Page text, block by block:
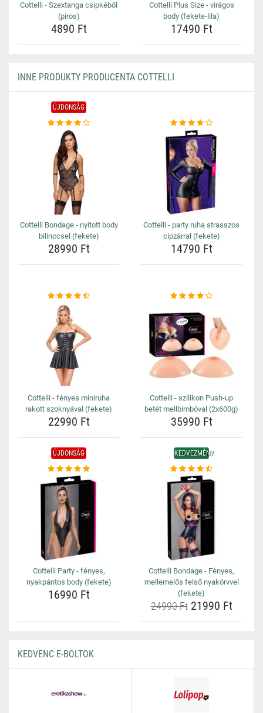
Cottelli - Szextanga csipkéből
(piros)
4890 Ft
Cottelli Plus Size - virágos
body (fekete-lila)
17490 Ft
INNE PRODUKTY PRODUCENTA COTTELLI
ÚJDONSÁG
Cottelli Bondage - nyitott body
bilinccsel (fekete)
28990 Ft
Cottelli - party ruha strasszos
cipzárral (fekete)
14790 Ft
Cottelli - fényes miniruha
rakott szoknyával (fekete)
22990 Ft
Cottelli - szilikon Push-up
betét mellbimbóval (2x600g)
35990 Ft
ÚJDONSÁG
Cottelli Party - fényes,
nyakpántos body (fekete)
16990 Ft
KEDVEZMÉNY
Cottelli Bondage - Fényes,
mellemelős felső nyakörvvel
(fekete)
24990 Ft21990 Ft
KEDVENC E-BOLTOK